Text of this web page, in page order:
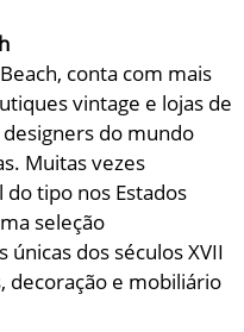
conta com mais
vintage e lojas de
do mundo
Muitas vezes
tipo nos Estados
seleção
dos séculos XVII
decoração e mobiliário